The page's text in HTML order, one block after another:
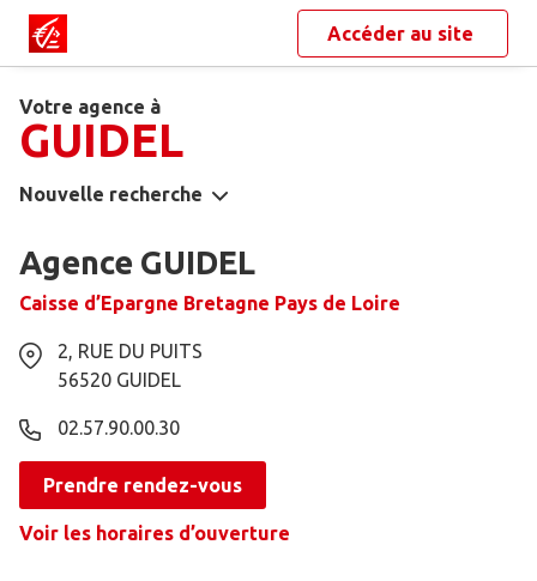
Accéder au site
Votre agence à
GUIDEL
Nouvelle recherche
Agence GUIDEL
Caisse d’Epargne Bretagne Pays de Loire
2, RUE DU PUITS
56520 GUIDEL
02.57.90.00.30
Prendre rendez-vous
Voir les horaires d’ouverture